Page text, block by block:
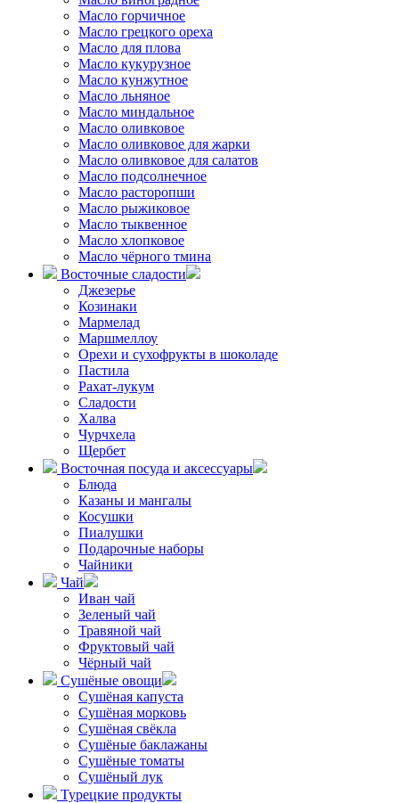
Масло горчичное
Масло грецкого ореха
Масло для плова
Масло кукурузное
Масло кунжутное
Масло льняное
Масло миндальное
Масло оливковое
Масло оливковое для жарки
Масло оливковое для салатов
Масло подсолнечное
Масло расторопши
Масло рыжиковое
Масло тыквенное
Масло хлопковое
Масло чёрного тмина
Восточные сладости
Джезерье
Козинаки
Мармелад
Маршмеллоу
Орехи и сухофрукты в шоколаде
Пастила
Рахат-лукум
Сладости
Халва
Чурчхела
Щербет
Восточная посуда и аксессуары
Блюда
Казаны и мангалы
Косушки
Пиалушки
Подарочные наборы
Чайники
Чай
Иван чай
Зеленый чай
Травяной чай
Фруктовый чай
Чёрный чай
Сушёные овощи
Сушёная капуста
Сушёная морковь
Сушёная свёкла
Сушёные баклажаны
Сушёные томаты
Сушёный лук
Турецкие продукты